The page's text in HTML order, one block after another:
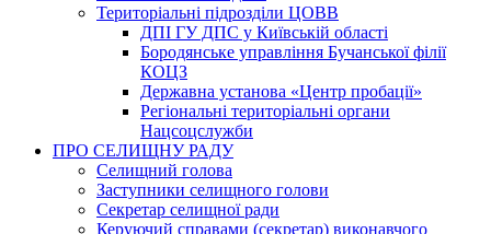
Територіальні підрозділи ЦОВВ
ДПІ ГУ ДПС у Київській області
Бородянське управління Бучанської філії
КОЦЗ
Державна установа «Центр пробації»
Регіональні територіальні органи
Нацсоцслужби
ПРО СЕЛИЩНУ РАДУ
Селищний голова
Заступники селищного голови
Секретар селищної ради
Керуючий справами (секретар) виконавчого